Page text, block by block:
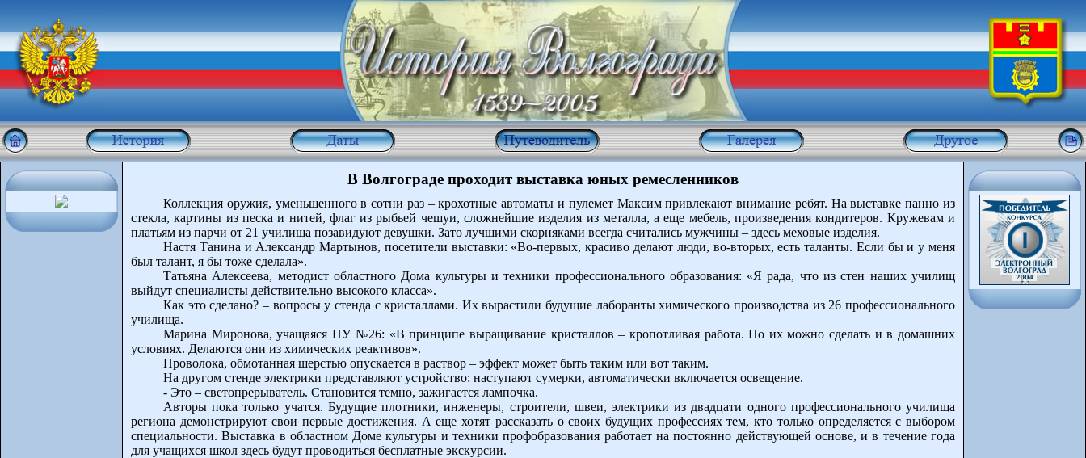
В Волгограде проходит выставка юных ремесленников
Коллекция оружия, уменьшенного в сотни раз – крохотные автоматы и пулемет Максим привлекают внимание ребят. На выставке панно из
стекла, картины из песка и нитей, флаг из рыбьей чешуи, сложнейшие изделия из металла, а еще мебель, произведения кондитеров. Кружевам и
платьям из парчи от 21 училища позавидуют девушки. Зато лучшими скорняками всегда считались мужчины – здесь меховые изделия.
Настя Танина и Александр Мартынов, посетители выставки: «Во-первых, красиво делают люди, во-вторых, есть таланты. Если бы и у меня
был талант, я бы тоже сделала».
Татьяна Алексеева, методист областного Дома культуры и техники профессионального образования: «Я рада, что из стен наших училищ
выйдут специалисты действительно высокого класса».
Как это сделано? – вопросы у стенда с кристаллами. Их вырастили будущие лаборанты химического производства из 26 профессионального
училища.
Марина Миронова, учащаяся ПУ №26: «В принципе выращивание кристаллов – кропотливая работа. Но их можно сделать и в домашних
условиях. Делаются они из химических реактивов».
Проволока, обмотанная шерстью опускается в раствор – эффект может быть таким или вот таким.
На другом стенде электрики представляют устройство: наступают сумерки, автоматически включается освещение.
- Это – светопрерыватель. Становится темно, зажигается лампочка.
Авторы пока только учатся. Будущие плотники, инженеры, строители, швеи, электрики из двадцати одного профессионального училища
региона демонстрируют свои первые достижения. А еще хотят рассказать о своих будущих профессиях тем, кто только определяется с выбором
специальности. Выставка в областном Доме культуры и техники профобразования работает на постоянно действующей основе, и в течение года
для учащихся школ здесь будут проводиться бесплатные экскурсии.